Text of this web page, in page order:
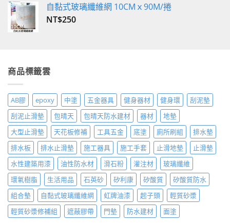
自黏式玻璃纖維網 10CMｘ90M/捲
NT$250
商品標籤雲
AB膠 epoxy 中塗 五金器具 健身器材 健身環
刮泥墊
刮泥止滑墊
包晴天 包晴天防水建材 器材
地墊
大型止滑墊
天花板修補 工具五金 底塗 廁所刷組
排水墊
排水板
排水止滑墊 施工器具 施工手套 止滑地墊
止滑墊
水性建築用漆
油性防水材 滑石粉 灌注材
玻璃纖維
環氧樹脂
生活用品 石英砂 矽利康 矽酸質
矽酸質防水
組合墊
自黏式玻璃纖維網 虹牌油漆 起子頭
輕質砂漿
輕質砂漿修補組
遮蔽膠帶 門墊 防水建材 面塗